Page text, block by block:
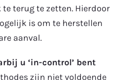
terug te zetten. Hierdoor
is om te herstellen
aanval.
u ‘in-control’ bent
zijn niet voldoende